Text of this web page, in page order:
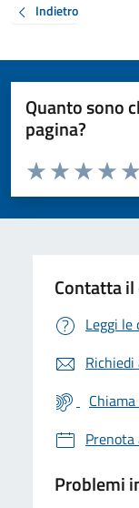
Indietro
Quanto sono
pagina?
Valuta da 1 a 5 stelle
Valuta 3
Valuta 2
Valuta 1 stelle su
Contatta
Leggi
Problemi